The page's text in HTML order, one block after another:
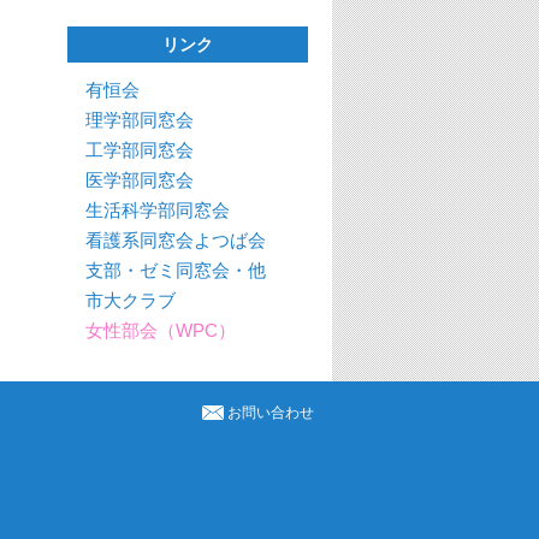
リンク
有恒会
理学部同窓会
工学部同窓会
医学部同窓会
生活科学部同窓会
看護系同窓会よつば会
支部・ゼミ同窓会・他
市大クラブ
女性部会（WPC）
お問い合わせ